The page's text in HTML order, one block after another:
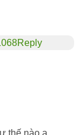
Reply
thế nào ạ